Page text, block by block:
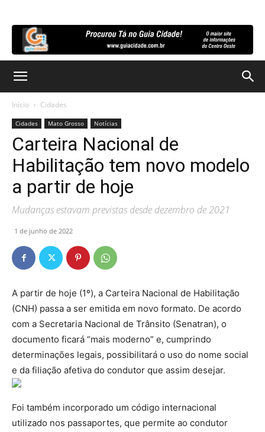
Início Cidades
Cidades Mato Grosso Notícias
Carteira Nacional de
Habilitação tem novo modelo
a partir de hoje
Mudanças estavam previstas desde dezembro de 2021
1 de junho de 2022
A partir de hoje (1º), a Carteira Nacional de Habilitação
(CNH) passa a ser emitida em novo formato. De acordo
com a Secretaria Nacional de Trânsito (Senatran), o
documento ficará “mais moderno” e, cumprindo
determinações legais, possibilitará o uso do nome social
e da filiação afetiva do condutor que assim desejar.
Foi também incorporado um código internacional
utilizado nos passaportes, que permite ao condutor